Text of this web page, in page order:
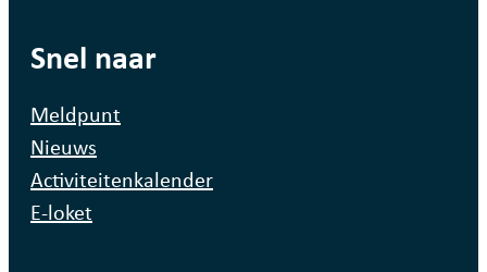
Snel naar
Meldpunt
Nieuws
Activiteitenkalender
E-loket